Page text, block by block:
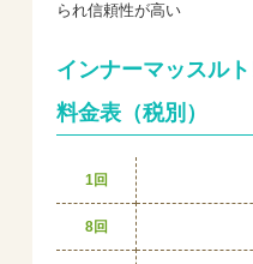
られ信頼性が高い
インナーマッスル
料金表（税別）
1回
8回